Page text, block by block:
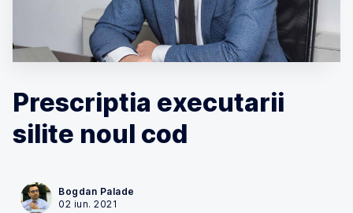
Prescriptia executarii
silite noul cod
Bogdan Palade
02 iun. 2021